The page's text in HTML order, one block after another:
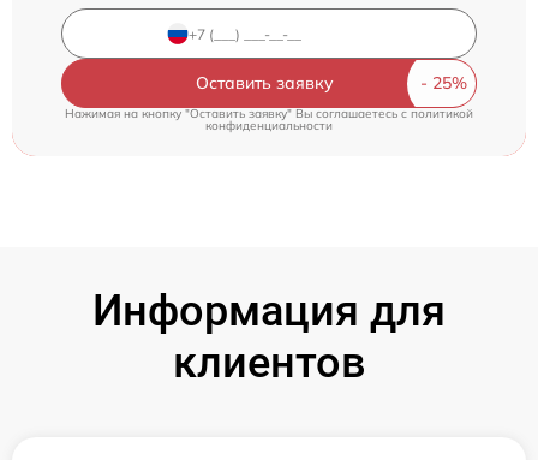
Оставить заявку
Нажимая на кнопку "Оставить заявку" Вы соглашаетесь cполитикой
конфиденциальности
Информация для
клиентов